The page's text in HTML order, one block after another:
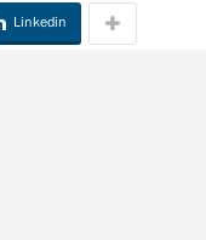
Linkedin